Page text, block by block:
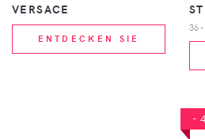
VERSACE
ENTDECKEN SIE
36
-